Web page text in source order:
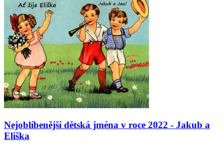
Nejoblíbenější dětská jména v roce 2022 - Jakub a
Eliška